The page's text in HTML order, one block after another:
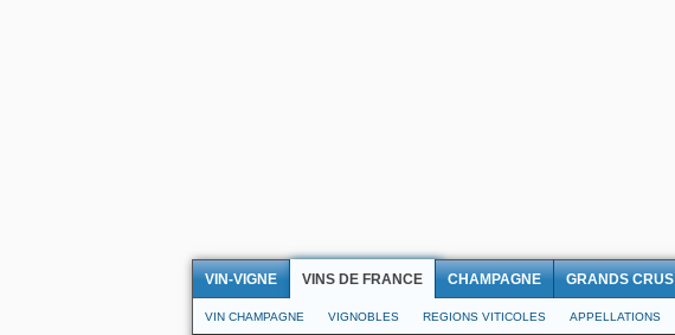
VIN-VIGNE VINS DE FRANCE CHAMPAGNE GRANDS CRUS
VIN CHAMPAGNE VIGNOBLES REGIONS VITICOLES APPELLATIONS